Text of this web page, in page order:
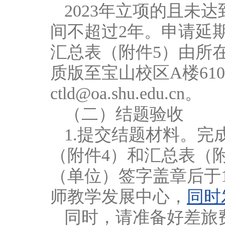
2023年立项的且未
间不超过2年。申请延
汇总表（附件5）由所
质版至宝山校区A楼
ctld@oa.shu.edu.cn。
（二）结题验收
1.提交结题材料。完
（附件4）和汇总表
（单位）签字盖章后
师教学发展中心， 同
同时，请准备好差